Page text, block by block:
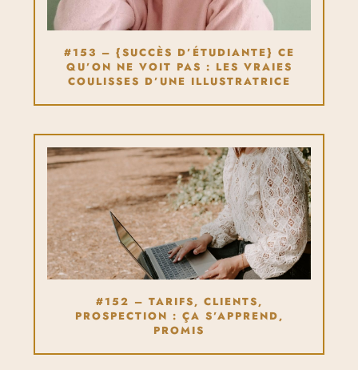
#153 – {SUCCÈS D’ÉTUDIANTE} CE
QU’ON NE VOIT PAS : LES VRAIES
COULISSES D’UNE ILLUSTRATRICE
#152 – TARIFS, CLIENTS,
PROSPECTION : ÇA S’APPREND,
PROMIS